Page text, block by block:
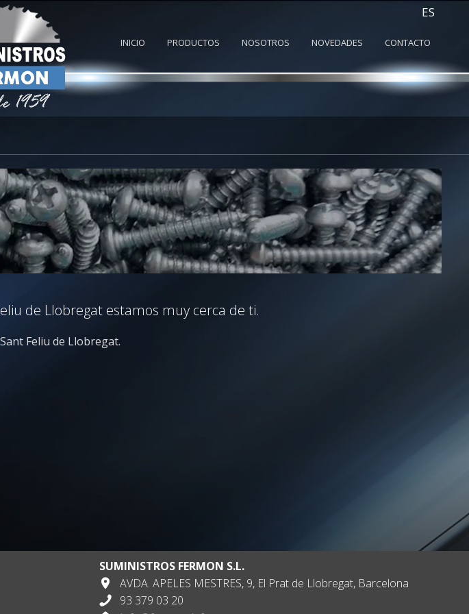
ES
INICIO PRODUCTOS NOSOTROS NOVEDADES CONTACTO
de Llobregat estamos muy cerca de ti.
Feliu de Llobregat.
SUMINISTROS FERMON S.L.
AVDA. APELES MESTRES, 9, El Prat de Llobregat, Barcelona
93 379 03 20